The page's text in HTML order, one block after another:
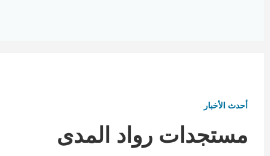
أحدث الأخبار
مستجدات رواد المدى